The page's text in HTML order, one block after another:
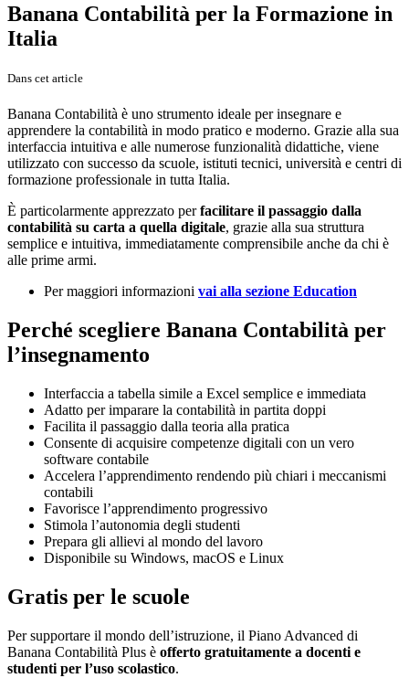
Banana Contabilità per la Formazione in
Italia
Dans cet article
Banana Contabilità è uno strumento ideale per insegnare e
apprendere la contabilità in modo pratico e moderno. Grazie alla sua
interfaccia intuitiva e alle numerose funzionalità didattiche, viene
utilizzato con successo da scuole, istituti tecnici, università e centri di
formazione professionale in tutta Italia.
È particolarmente apprezzato perfacilitare il passaggio dalla
contabilità su carta a quella digitale, grazie alla sua struttura
semplice e intuitiva, immediatamente comprensibile anche da chi è
alle prime armi.
Per maggiori informazioni vai alla sezione Education
Perché scegliere Banana Contabilità per
l’insegnamento
Interfaccia a tabella simile a Excel semplice e immediata
Adatto per imparare la contabilità in partita doppi
Facilita il passaggio dalla teoria alla pratica
Consente di acquisire competenze digitali con un vero
software contabile
Accelera l’apprendimento rendendo più chiari i meccanismi
contabili
Favorisce l’apprendimento progressivo
Stimola l’autonomia degli studenti
Prepara gli allievi al mondo del lavoro
Disponibile su Windows, macOS e Linux
Gratis per le scuole
Per supportare il mondo dell’istruzione, il Piano Advanced di
Banana Contabilità Plus è offerto gratuitamente a docenti e
studenti per l’uso scolastico.